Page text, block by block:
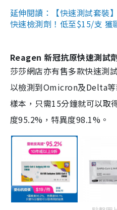
延伸閱讀：【快速測試套裝
快速檢測劑！低至$15/支 獲
Reagen 新冠抗原快速測試
莎莎網店亦有售多款快速測
以檢測到Omicron及Delta
樣本，只需15分鐘就可以取
度95.2%，特異度98.1%。